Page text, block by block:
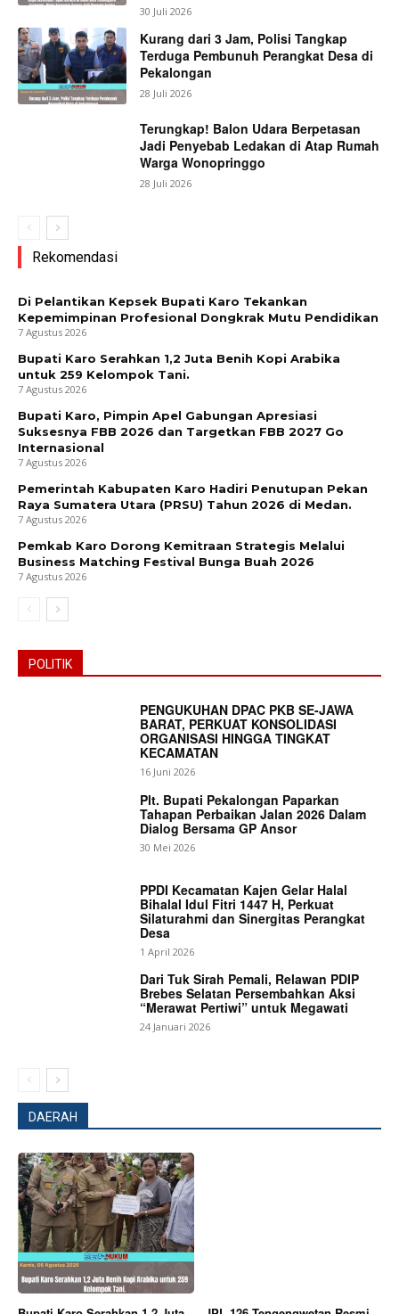
30 Juli 2026
Kurang dari 3 Jam, Polisi Tangkap
Terduga Pembunuh Perangkat Desa di
Pekalongan
28 Juli 2026
Terungkap! Balon Udara Berpetasan
Jadi Penyebab Ledakan di Atap Rumah
Warga Wonopringgo
28 Juli 2026
Rekomendasi
Di Pelantikan Kepsek Bupati Karo Tekankan
Kepemimpinan Profesional Dongkrak Mutu Pendidikan
7 Agustus 2026
Bupati Karo Serahkan 1,2 Juta Benih Kopi Arabika
untuk 259 Kelompok Tani.
7 Agustus 2026
Bupati Karo, Pimpin Apel Gabungan Apresiasi
Suksesnya FBB 2026 dan Targetkan FBB 2027 Go
Internasional
7 Agustus 2026
Pemerintah Kabupaten Karo Hadiri Penutupan Pekan
Raya Sumatera Utara (PRSU) Tahun 2026 di Medan.
7 Agustus 2026
Pemkab Karo Dorong Kemitraan Strategis Melalui
Business Matching Festival Bunga Buah 2026
7 Agustus 2026
POLITIK
PENGUKUHAN DPAC PKB SE-JAWA
BARAT, PERKUAT KONSOLIDASI
ORGANISASI HINGGA TINGKAT
KECAMATAN
16 Juni 2026
Plt. Bupati Pekalongan Paparkan
Tahapan Perbaikan Jalan 2026 Dalam
Dialog Bersama GP Ansor
30 Mei 2026
PPDI Kecamatan Kajen Gelar Halal
Bihalal Idul Fitri 1447 H, Perkuat
Silaturahmi dan Sinergitas Perangkat
Desa
1 April 2026
Dari Tuk Sirah Pemali, Relawan PDIP
Brebes Selatan Persembahkan Aksi
“Merawat Pertiwi” untuk Megawati
24 Januari 2026
DAERAH